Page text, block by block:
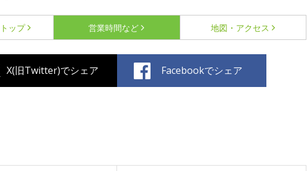
トップ 営業時間など 地図・アクセス
X(旧Twitter)でシェア Facebookでシェア